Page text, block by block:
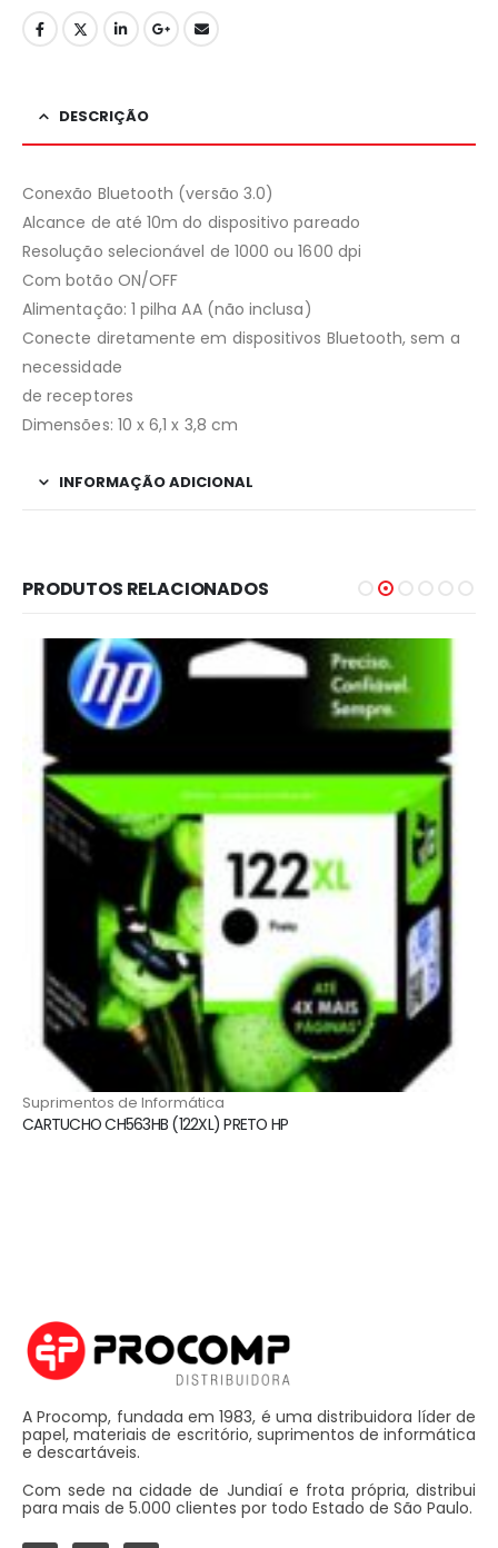
DESCRIÇÃO
Conexão Bluetooth (versão 3.0)
Alcance de até 10m do dispositivo pareado
Resolução selecionável de 1000 ou 1600 dpi
Com botão ON/OFF
Alimentação: 1 pilha AA (não inclusa)
Conecte diretamente em dispositivos Bluetooth, sem a
necessidade
de receptores
Dimensões: 10 x 6,1 x 3,8 cm
INFORMAÇÃO ADICIONAL
PRODUTOS RELACIONADOS
⁠Suprimentos de Informática
CARTUCHO CH563HB (122XL) PRETO HP
A Procomp, fundada em 1983, é uma distribuidora líder de
papel, materiais de escritório, suprimentos de informática
e descartáveis.
Com sede na cidade de Jundiaí e frota própria, distribui
para mais de 5.000 clientes por todo Estado de São Paulo.